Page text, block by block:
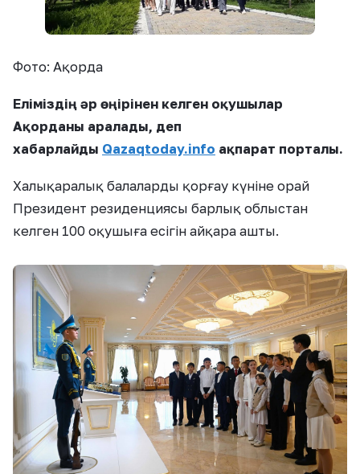
Фото: Ақорда
Еліміздің әр өңірінен келген оқушылар
Ақорданы аралады, деп
хабарлайды Qazaqtoday.info ақпарат порталы.
Халықаралық балаларды қорғау күніне орай
Президент резиденциясы барлық облыстан
келген 100 оқушыға есігін айқара ашты.